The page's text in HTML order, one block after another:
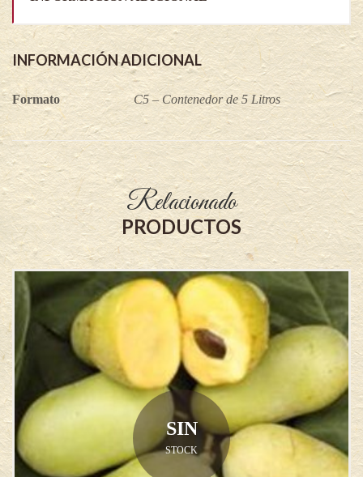
INFORMACIÓN ADICIONAL
Formato C5 – Contenedor de 5 Litros
Relacionado
PRODUCTOS
SIN
STOCK